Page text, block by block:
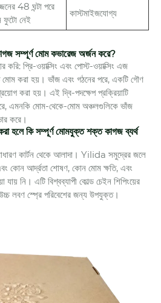
48 ঘন্টা পরে
ফুটো নেই
কাস্টমাইজযোগ্য
সম্পূর্ণ মোম কভারেজ অর্জন করে?
করি: প্রি-ওয়াক্সিং এবং পোস্ট-ওয়াক্সিং এজ
মোম করা হয়। ভাঁজ এবং গঠনের পরে, একটি গৌণ
করা হয়। এই দ্বি-পদক্ষেপ প্রক্রিয়াটি
এমনকি মোম-থেকে-মোম অঞ্চলগুলিকে ভাঁজ
করে।
হলে কি সম্পূর্ণ মোমযুক্ত শক্ত কাগজ ব্যর্থ
কার্টন থেকে আলাদা। Yilida সমুদ্রের জলে
এবং কোন আর্দ্রতা শোষণ, কোন মোম ক্ষতি, এবং
নি। এটি বিশ্বব্যাপী কোল্ড চেইন শিপিংয়ের
লবণ স্প্রে পরিবেশের জন্য উপযুক্ত।